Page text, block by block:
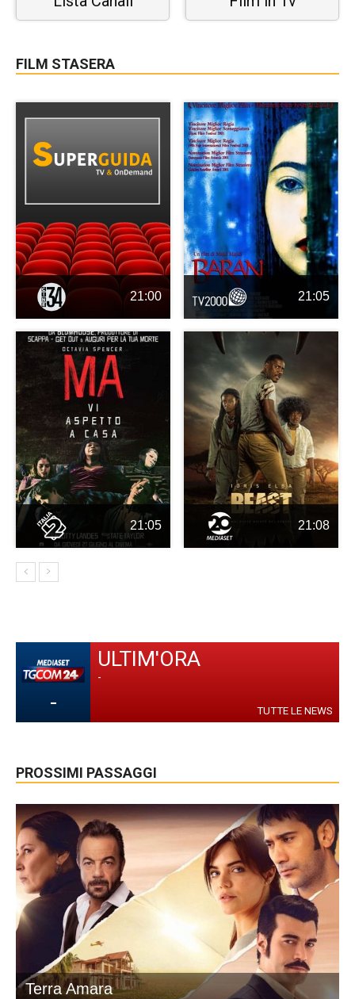
FILM STASERA
21:00 21:05
21:05 21:08
-
ULTIM'ORA
-
TUTTE LE NEWS
PROSSIMI PASSAGGI
Terra Amara